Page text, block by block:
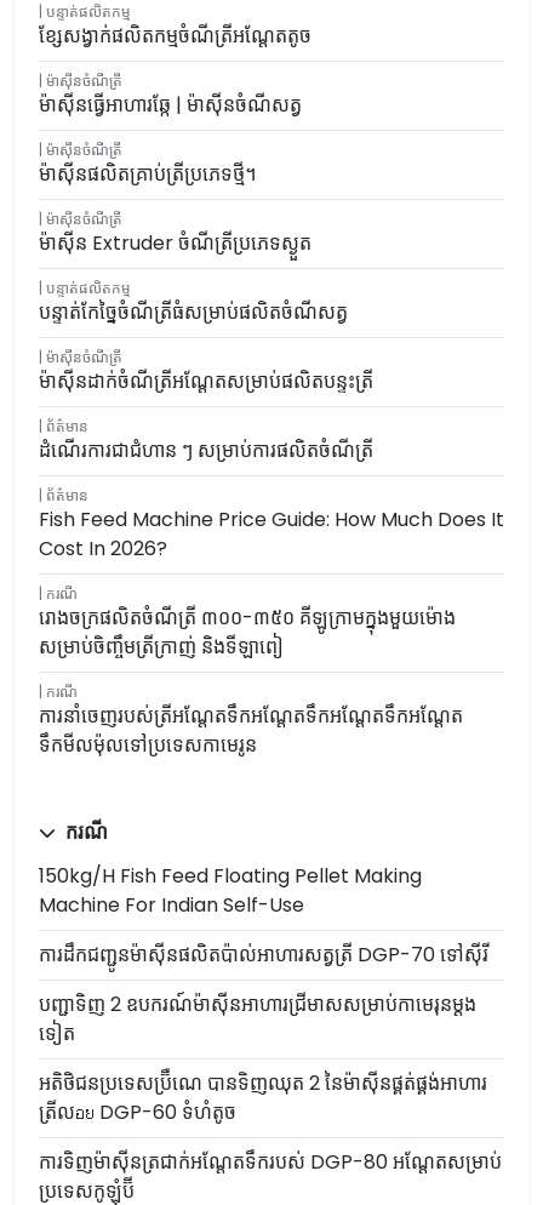
បន្ទាត់ផលិតកម្ម
ខ្សែសង្វាក់ផលិតកម្មចំណីត្រីអណ្តែតតូច
ម៉ាស៊ីនចំណីត្រី
ម៉ាស៊ីនធ្វើអាហារឆ្កែ | ម៉ាស៊ីនចំណីសត្វ
ម៉ាស៊ីនចំណីត្រី
ម៉ាស៊ីនផលិតគ្រាប់ត្រីប្រភេទថ្មី។
ម៉ាស៊ីនចំណីត្រី
ម៉ាស៊ីន Extruder ចំណីត្រីប្រភេទស្ងួត
បន្ទាត់ផលិតកម្ម
បន្ទាត់កែច្នៃចំណីត្រីធំសម្រាប់ផលិតចំណីសត្វ
ម៉ាស៊ីនចំណីត្រី
ម៉ាស៊ីនដាក់ចំណីត្រីអណ្តែតសម្រាប់ផលិតបន្ទះត្រី
ព័ត៌មាន
ដំណើរការជាជំហាន ៗ សម្រាប់ការផលិតចំណីត្រី
ព័ត៌មាន
Fish Feed Machine Price Guide: How Much Does It
Cost In 2026?
ករណី
រោងចក្រផលិតចំណីត្រី ៣០០-៣៥០ គីឡូក្រាមក្នុងមួយម៉ោង
សម្រាប់ចិញ្ចឹមត្រីក្រាញ់ និងទីឡាពៀ
ករណី
ការនាំចេញរបស់ត្រីអណ្តែតទឹកអណ្តែតទឹកអណ្តែតទឹកអណ្តែត
ទឹកមីលម៉ុលទៅប្រទេសកាមេរូន
ករណី
150kg/h Fish Feed Floating Pellet Making
Machine For Indian Self-Use
ការដឹកជញ្ជូនម៉ាស៊ីនផលិតប៉ាល់អាហារសត្វត្រី DGP-70 ទៅស៊ីរី
បញ្ជាទិញ 2 ឧបករណ៍ម៉ាស៊ីនអាហារជ្រីមាសសម្រាប់កាមេរុនម្តង
ទៀត
អតិថិជនប្រទេសប្រ៊ឺណេ បានទិញឈុត 2 នៃម៉ាស៊ីនផ្គត់ផ្គង់អាហារ
ត្រីលอย DGP-60 ទំហំតូច
ការទិញម៉ាស៊ីនត្រជាក់អណ្តែតទឹករបស់ DGP-80 អណ្តែតសម្រាប់
ប្រទេសកូឡុំប៊ី